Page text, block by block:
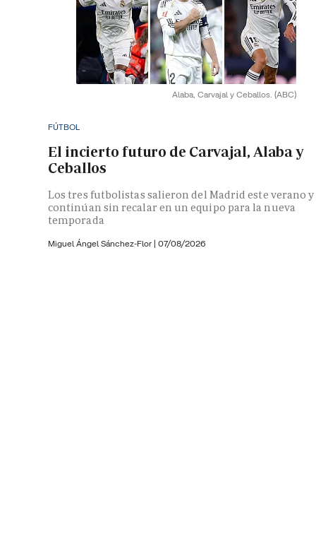
Alaba, Carvajal y Ceballos. (ABC)
FÚTBOL
El incierto futuro de Carvajal, Alaba y
Ceballos
Los tres futbolistas salieron del Madrid este verano y
continúan sin recalar en un equipo para la nueva
temporada
Miguel Ángel Sánchez-Flor | 07/08/2026